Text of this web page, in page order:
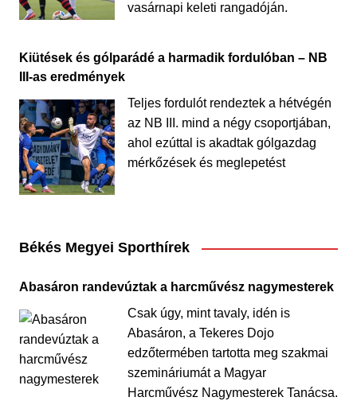
vasárnapi keleti rangadóján.
Kiütések és gólparádé a harmadik fordulóban – NB
III-as eredmények
Teljes fordulót rendeztek a hétvégén
az NB III. mind a négy csoportjában,
ahol ezúttal is akadtak gólgazdag
mérkőzések és meglepetést
Békés Megyei Sporthírek
Abasáron randevúztak a harcművész nagymesterek
Csak úgy, mint tavaly, idén is
Abasáron, a Tekeres Dojo
edzőtermében tartotta meg szakmai
szemináriumát a Magyar
Harcművész Nagymesterek Tanácsa.